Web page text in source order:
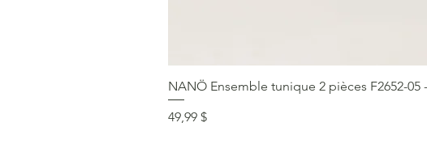
NANÖ Ensemble tunique 2 pièces F2652-05
Prix
49,99 $